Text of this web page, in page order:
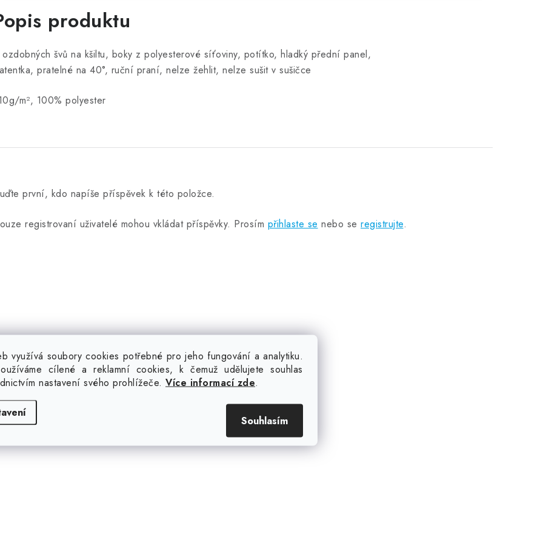
využívá soubory cookies potřebné pro jeho fungování a analytiku.
cílené a reklamní cookies, k čemuž udělujete souhlas
nastavení svého prohlížeče. Více informací zde.
Souhlasím
produktu
švů na kšiltu, boky z polyesterové síťoviny, potítko, hladký přední panel,
pratelné na 40°, ruční praní, nelze žehlit, nelze sušit v sušičce
m², 100% polyester
první, kdo napíše příspěvek k této položce.
registrovaní uživatelé mohou vkládat příspěvky. Prosím přihlaste se nebo se registrujte.